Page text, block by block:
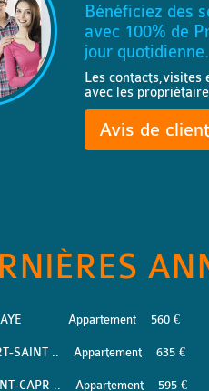
Bénéficiez des
avec 100% de
jour quotidienne.
Les
avec les
Avis de
Appartement 560 €
SAINT .. Appartement 635 €
CAPR .. Appartement 595 €